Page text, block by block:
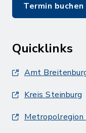
Termin buchen
Quicklinks
Amt
Kreis Steinburg
Metropolregion